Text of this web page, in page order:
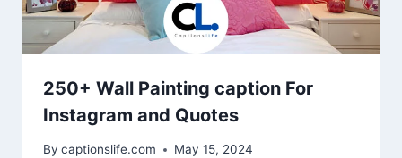
250+ Wall Painting caption For
Instagram and Quotes
By captionslife.com May 15, 2024